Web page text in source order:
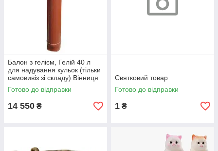
Балон з гелієм, Гелій 40 л
для надування кульок (тільки
самовивіз зі складу) Вінниця
Готово до відправки
14 550 ₴
Святковий товар
Готово до відправки
1 ₴